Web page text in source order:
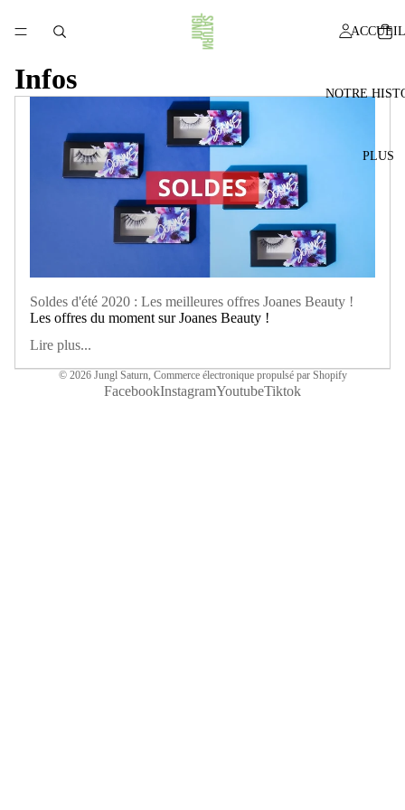
ACCUEIL
NOTRE
PLUS
Infos
Soldes d'été 2020 : Les meilleures offres Joanes Beauty !
Les offres du moment sur Joanes Beauty !
Lire plus...
© 2026 Jungl Saturn, Commerce électronique propulsé par Shopify
FacebookInstagramYoutubeTiktok